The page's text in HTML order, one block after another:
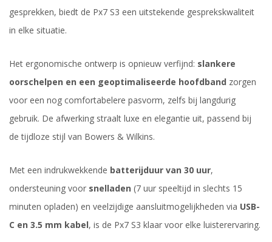
gesprekken, biedt de Px7 S3 een uitstekende gesprekskwaliteit
in elke situatie.
Het ergonomische ontwerp is opnieuw verfijnd: slankere
oorschelpen en een geoptimaliseerde hoofdband zorgen
voor een nog comfortabelere pasvorm, zelfs bij langdurig
gebruik. De afwerking straalt luxe en elegantie uit, passend bij
de tijdloze stijl van Bowers & Wilkins.
Met een indrukwekkende batterijduur van 30 uur,
ondersteuning voor snelladen (7 uur speeltijd in slechts 15
minuten opladen) en veelzijdige aansluitmogelijkheden via USB-
C en 3.5 mm kabel, is de Px7 S3 klaar voor elke luisterervaring.